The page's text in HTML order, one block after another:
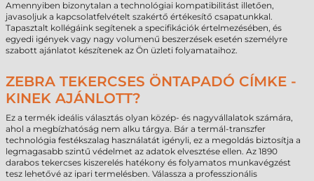
Amennyiben bizonytalan a technológiai kompatibilitást illetően,
javasoljuk a kapcsolatfelvételt szakértő értékesítő csapatunkkal.
Tapasztalt kollégáink segítenek a specifikációk értelmezésében, és
egyedi igények vagy nagy volumenű beszerzések esetén személyre
szabott ajánlatot készítenek az Ön üzleti folyamataihoz.
ZEBRA TEKERCSES ÖNTAPADÓ CÍMKE -
KINEK AJÁNLOTT?
Ez a termék ideális választás olyan közép- és nagyvállalatok számára,
ahol a megbízhatóság nem alku tárgya. Bár a termál-transzfer
technológia festékszalag használatát igényli, ez a megoldás biztosítja a
legmagasabb szintű védelmet az adatok elvesztése ellen. Az 1890
darabos tekercses kiszerelés hatékony és folyamatos munkavégzést
tesz lehetővé az ipari termelésben. Válassza a professzionális